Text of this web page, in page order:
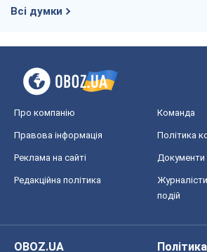
Всі думки
Про компанію Команда
Правова інформація Політика
Реклама на сайті Документи
Редакційна політика
подій
OBOZ.UA
Політика